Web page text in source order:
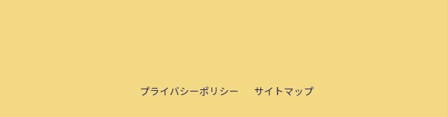
プライバシーポリシー サイトマップ